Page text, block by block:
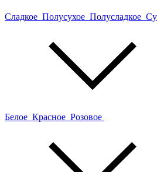
Сладкое Полусухое Полусладкое
Белое Красное Розовое